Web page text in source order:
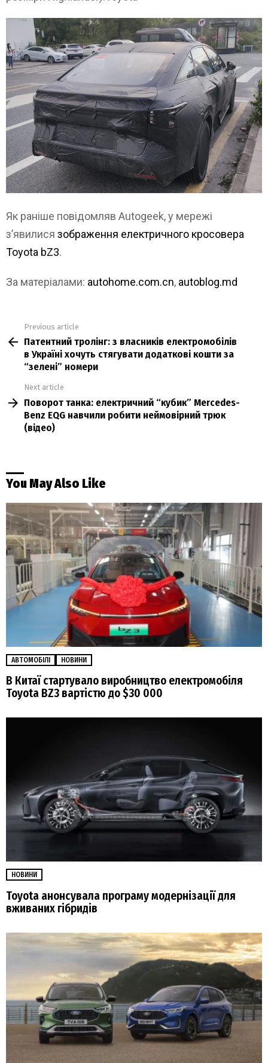
Як раніше повідомляв Autogeek, у мережі
з’явилися зображення електричного кросовера
Toyota bZ3.
За матеріалами: autohome.com.cn, autoblog.md
more
Previous article
Патентний тролінг: з власників електромобілів
в Україні хочуть стягувати додаткові кошти за
“зелені” номери
Next article
Поворот танка: електричний “кубик” Mercedes-
Benz EQG навчили робити неймовірний трюк
(відео)
You May Also Like
АВТОМОБІЛІ НОВИНИ
В Китаї стартувало виробництво електромобіля
Toyota BZ3 вартістю до $30 000
НОВИНИ
Toyota анонсувала програму модернізації для
вживаних гібридів